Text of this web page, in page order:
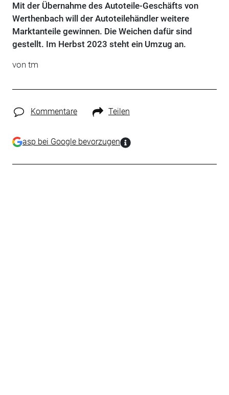
Mit der Übernahme des Autoteile-Geschäfts von
Werthenbach will der Autoteilehändler weitere
Marktanteile gewinnen. Die Weichen dafür sind
gestellt. Im Herbst 2023 steht ein Umzug an.
von tm
Kommentare Teilen
asp bei Google bevorzugen